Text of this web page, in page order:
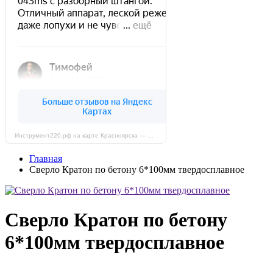
Главная
Сверло Кратон по бетону 6*100мм твердосплавное
Сверло Кратон по бетону
6*100мм твердосплавное